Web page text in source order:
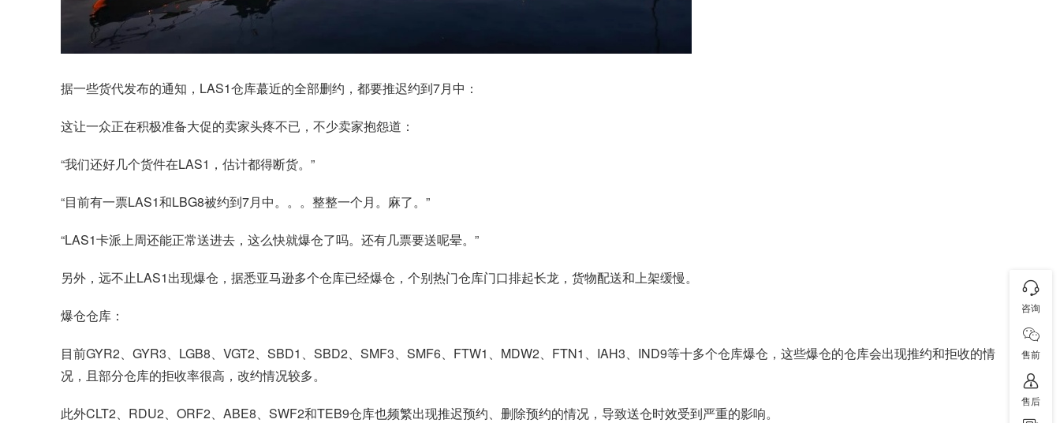
据一些货代发布的通知，LAS1仓库蕞近的全部删约，都要推迟约到7月中：
这让一众正在积极准备大促的卖家头疼不已，不少卖家抱怨道：
“我们还好几个货件在LAS1，估计都得断货。”
“目前有一票LAS1和LBG8被约到7月中。。。整整一个月。麻了。”
“LAS1卡派上周还能正常送进去，这么快就爆仓了吗。还有几票要送呢晕。”
另外，远不止LAS1出现爆仓，据悉亚马逊多个仓库已经爆仓，个别热门仓库门口排起长龙，货物配送和上架缓慢。
爆仓仓库：
目前GYR2、GYR3、LGB8、VGT2、SBD1、SBD2、SMF3、SMF6、FTW1、MDW2、FTN1、IAH3、IND9等十多个仓库爆仓，这些爆仓的仓库会出现推约和拒收的情
况，且部分仓库的拒收率很高，改约情况较多。
此外CLT2、RDU2、ORF2、ABE8、SWF2和TEB9仓库也频繁出现推迟预约、删除预约的情况，导致送仓时效受到严重的影响。
咨询
售前
售后